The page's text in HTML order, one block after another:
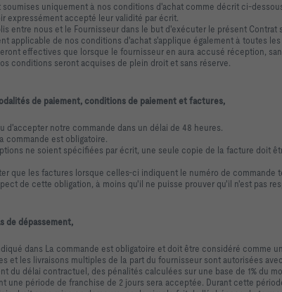
soumises uniquement à nos conditions d'achat comme décrit ci-
expressément accepté leur validité par écrit.
entre nous et le Fournisseur dans le but d'exécuter le présent
applicable de nos conditions d'achat s'applique également à toutes
effectives que lorsque le fournisseur en aura accusé réception,
conditions seront acquises de plein droit et sans réserve.
de paiement, conditions de paiement et factures,
d'accepter notre commande dans un délai de 48 heures.
commande est obligatoire.
ne soient spécifiées par écrit, une seule copie de la facture doit
que les factures lorsque celles-ci indiquent le numéro de
de cette obligation, à moins qu'il ne puisse prouver qu'il n'est pas
de dépassement,
dans La commande est obligatoire et doit être considéré comme
et les livraisons multiples de la part du fournisseur sont autorisées
du délai contractuel, des pénalités calculées sur une base de 1% du
une période de franchise de 2 jours sera acceptée. Durant cette